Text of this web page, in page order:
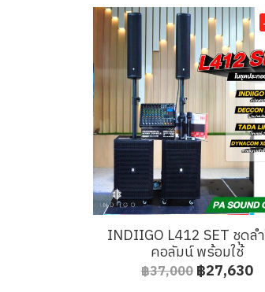
INDIIGO L412 SET ชุดล
คอลัมน์ พร้อมใช้
฿37,000฿27,630